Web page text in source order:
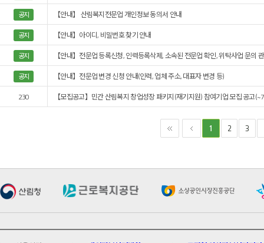
공지 【안내】 산림복지전문업 개인정보 동의서 안내
공지 【안내】아이디, 비밀번호 찾기 안내
공지 【안내】전문업 등록신청, 인력등록삭제, 소속된 전문업 확인, 위탁사업 문의
공지
【안내】전문업 변경 신청 안내(인력, 업체 주소, 대표자 변경 등)
230
【모집공고】민간 산림복지 창업성장 패키지(재기지원) 참여기업 모집 공고
1 2 3